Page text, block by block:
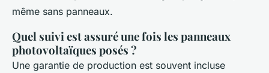
même sans panneaux.
Quel suivi est assuré une fois les panneaux
photovoltaïques posés ?
Une garantie de production est souvent incluse